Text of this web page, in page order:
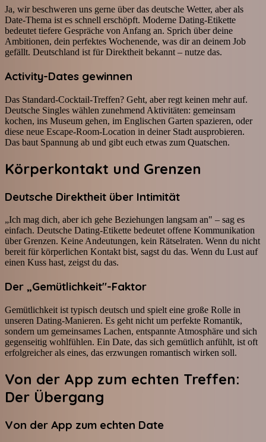
Ja, wir beschweren uns gerne über das deutsche Wetter, aber als
Date-Thema ist es schnell erschöpft. Moderne Dating-Etikette
bedeutet tiefere Gespräche von Anfang an. Sprich über deine
Ambitionen, dein perfektes Wochenende, was dir an deinem Job
gefällt. Deutschland ist für Direktheit bekannt – nutze das.
Activity-Dates gewinnen
Das Standard-Cocktail-Treffen? Geht, aber regt keinen mehr auf.
Deutsche Singles wählen zunehmend Aktivitäten: gemeinsam
kochen, ins Museum gehen, im Englischen Garten spazieren, oder
diese neue Escape-Room-Location in deiner Stadt ausprobieren.
Das baut Spannung ab und gibt euch etwas zum Quatschen.
Körperkontakt und Grenzen
Deutsche Direktheit über Intimität
„Ich mag dich, aber ich gehe Beziehungen langsam an" – sag es
einfach. Deutsche Dating-Etikette bedeutet offene Kommunikation
über Grenzen. Keine Andeutungen, kein Rätselraten. Wenn du nicht
bereit für körperlichen Kontakt bist, sagst du das. Wenn du Lust auf
einen Kuss hast, zeigst du das.
Der „Gemütlichkeit"-Faktor
Gemütlichkeit ist typisch deutsch und spielt eine große Rolle in
unseren Dating-Manieren. Es geht nicht um perfekte Romantik,
sondern um gemeinsames Lachen, entspannte Atmosphäre und sich
gegenseitig wohlfühlen. Ein Date, das sich gemütlich anfühlt, ist oft
erfolgreicher als eines, das erzwungen romantisch wirken soll.
Von der App zum echten Treffen:
Der Übergang
Von der App zum echten Date